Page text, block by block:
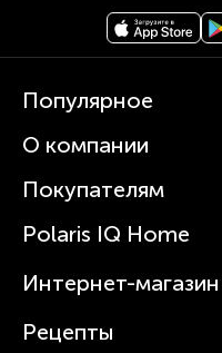
Популярное
Кофемашины
Вертикальные пылесосы
Зубные щетки и ирригаторы
Увлажнители
Посуда
О компании
О Polaris
Статьи
Покупателям
Сервисные центры
Где купить
Polaris IQ Home
Интернет-магазин
Рецепты